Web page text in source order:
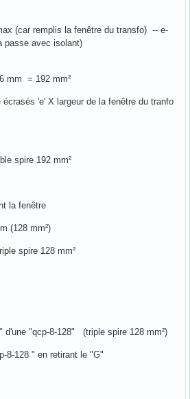
(car remplis la fenêtre du transfo) -- e-
passe avec isolant)
mm = 192 mm²
'e' X largeur de la fenêtre du tranfo
spire 192 mm²
la fenêtre
(128 mm²)
spire 128 mm²
d'une "qcp-8-128" (triple spire 128 mm²)
8-128 " en retirant le "G"